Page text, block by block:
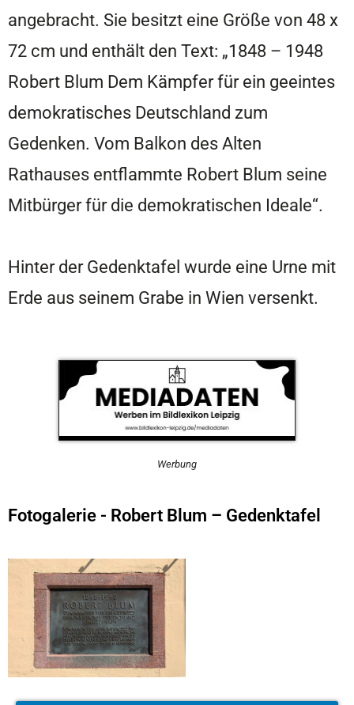
angebracht. Sie besitzt eine Größe von 48 x
72 cm und enthält den Text: „1848 – 1948
Robert Blum Dem Kämpfer für ein geeintes
demokratisches Deutschland zum
Gedenken. Vom Balkon des Alten
Rathauses entflammte Robert Blum seine
Mitbürger für die demokratischen Ideale“.
Hinter der Gedenktafel wurde eine Urne mit
Erde aus seinem Grabe in Wien versenkt.
Werbung
Fotogalerie - Robert Blum – Gedenktafel